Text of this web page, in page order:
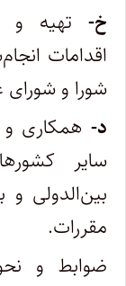
خ- تهیه و
اقدامات
شورا و
د- همکاری و
سایر
بین‌الدولی و
مقررات.
ضوابط و